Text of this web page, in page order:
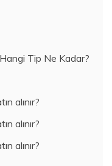
Tip Ne Kadar?
alınır?
alınır?
alınır?